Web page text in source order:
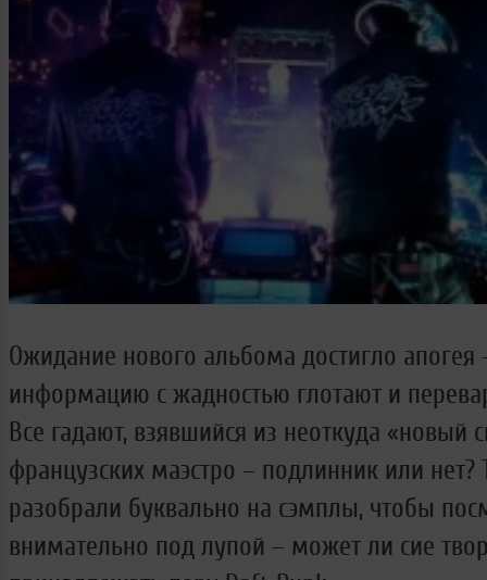
Ожидание нового альбома достигло
информацию с жадностью глотают и
Все гадают, взявшийся из неоткуда «новый
французских маэстро – подлинник или нет?
разобрали буквально на сэмплы, чтобы
внимательно под лупой – может ли сие